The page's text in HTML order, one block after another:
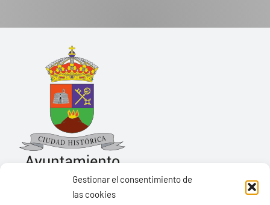
Gestionar el consentimiento de
las cookies